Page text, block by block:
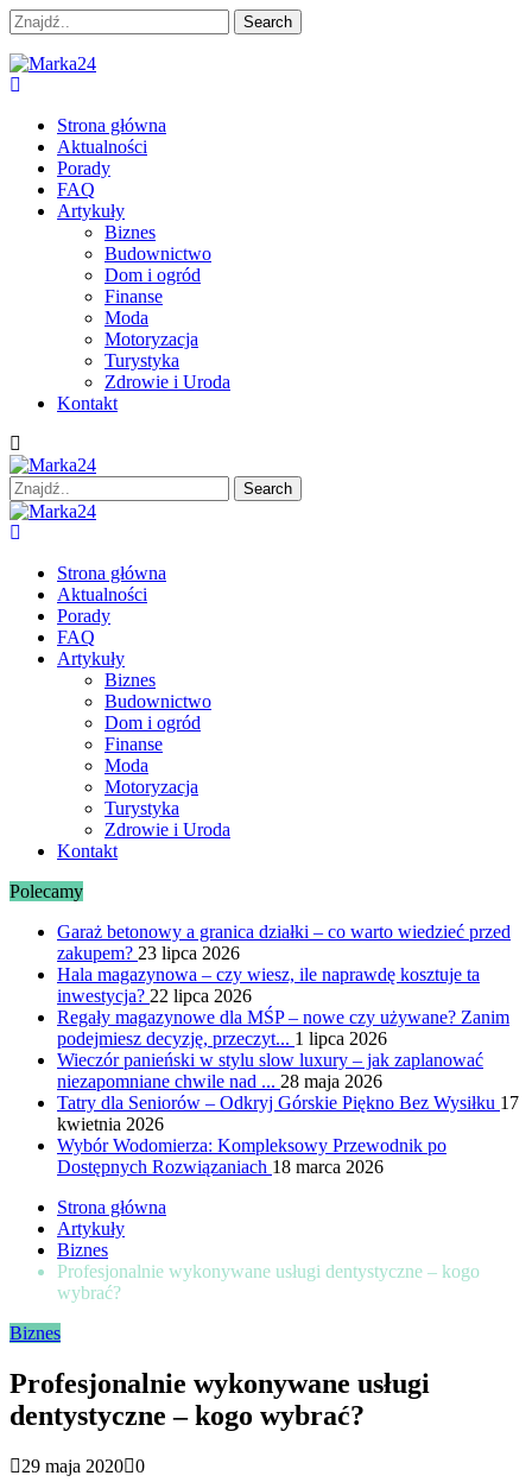
Skip
to
navigation
Skip
to
content
Search
for:
Strona główna
Aktualności
Porady
FAQ
Artykuły
Biznes
Budownictwo
Dom i ogród
Finanse
Moda
Motoryzacja
Turystyka
Zdrowie i Uroda
Kontakt
Search
for:
Strona główna
Aktualności
Porady
FAQ
Artykuły
Biznes
Budownictwo
Dom i ogród
Finanse
Moda
Motoryzacja
Turystyka
Zdrowie i Uroda
Kontakt
Polecamy
Garaż betonowy a granica działki – co warto wiedzieć przed
zakupem? 23 lipca 2026
Hala magazynowa – czy wiesz, ile naprawdę kosztuje ta
inwestycja? 22 lipca 2026
Regały magazynowe dla MŚP – nowe czy używane? Zanim
podejmiesz decyzję, przeczyt... 1 lipca 2026
Wieczór panieński w stylu slow luxury – jak zaplanować
niezapomniane chwile nad ... 28 maja 2026
Tatry dla Seniorów – Odkryj Górskie Piękno Bez Wysiłku 17
kwietnia 2026
Wybór Wodomierza: Kompleksowy Przewodnik po
Dostępnych Rozwiązaniach 18 marca 2026
Strona główna
Artykuły
Biznes
Profesjonalnie wykonywane usługi dentystyczne – kogo
wybrać?
Biznes
Profesjonalnie wykonywane usługi
dentystyczne – kogo wybrać?
29 maja 2020 0